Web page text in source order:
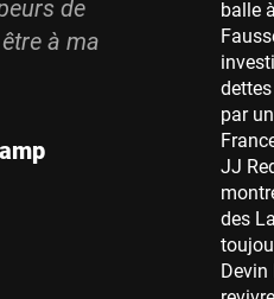
de
à ma
69
69
63
61
balle
par
JJ
des
Devin